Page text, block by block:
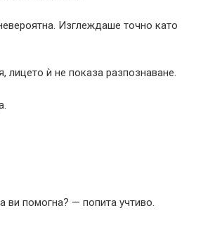
Изглеждаше точно като
лицето ѝ не показа разпознаване.
ви помогна? — попита учтиво.